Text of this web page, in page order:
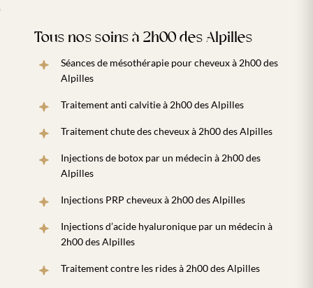
Tous nos soins à 2h00 des Alpilles
Séances de mésothérapie pour cheveux à 2h00 des
Alpilles
Traitement anti calvitie à 2h00 des Alpilles
Traitement chute des cheveux à 2h00 des Alpilles
Injections de botox par un médecin à 2h00 des
Alpilles
Injections PRP cheveux à 2h00 des Alpilles
Injections d’acide hyaluronique par un médecin à
2h00 des Alpilles
Traitement contre les rides à 2h00 des Alpilles